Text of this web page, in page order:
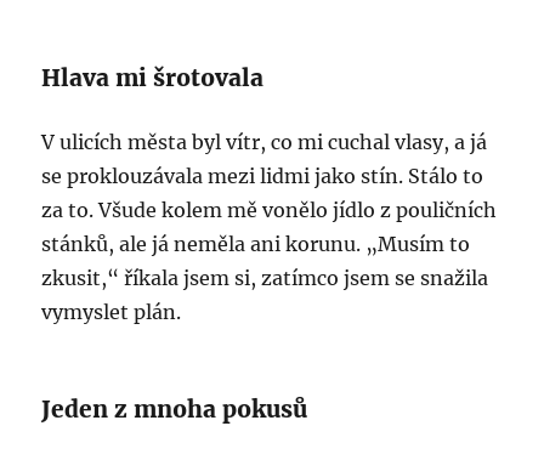
Hlava mi šrotovala
V ulicích města byl vítr, co mi cuchal vlasy, a já
se proklouzávala mezi lidmi jako stín. Stálo to
za to. Všude kolem mě vonělo jídlo z pouličních
stánků, ale já neměla ani korunu. „Musím to
zkusit,“ říkala jsem si, zatímco jsem se snažila
vymyslet plán.
Jeden z mnoha pokusů